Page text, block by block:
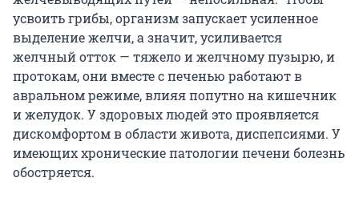
усвоить грибы, организм запускает усиленное
выделение желчи, а значит, усиливается
желчный отток — тяжело и желчному пузырю, и
протокам, они вместе с печенью работают в
авральном режиме, влияя попутно на кишечник
и желудок. У здоровых людей это проявляется
дискомфортом в области живота, диспепсиями. У
имеющих хронические патологии печени болезнь
обостряется.